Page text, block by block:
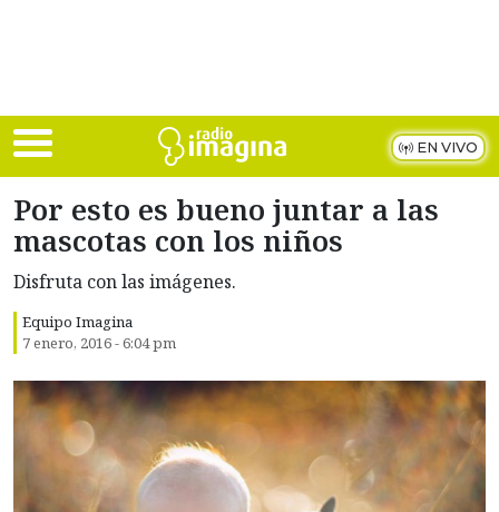
EN VIVO
Por esto es bueno juntar a las
mascotas con los niños
Disfruta con las imágenes.
Equipo Imagina
7 enero, 2016 - 6:04 pm